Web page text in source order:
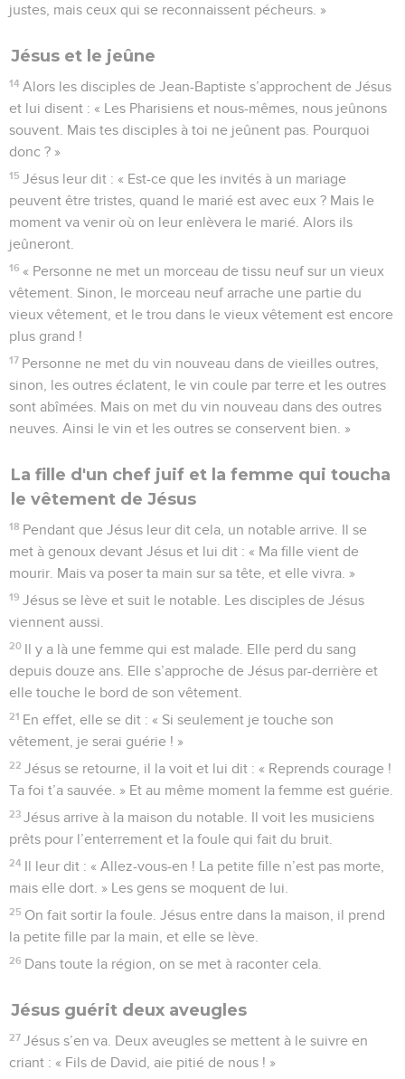
justes, mais ceux qui se reconnaissent pécheurs. »
Jésus et le jeûne
14 Alors les disciples de Jean-Baptiste s’approchent de Jésus
et lui disent : « Les Pharisiens et nous-mêmes, nous jeûnons
souvent. Mais tes disciples à toi ne jeûnent pas. Pourquoi
donc ? »
15 Jésus leur dit : « Est-ce que les invités à un mariage
peuvent être tristes, quand le marié est avec eux ? Mais le
moment va venir où on leur enlèvera le marié. Alors ils
jeûneront.
16 « Personne ne met un morceau de tissu neuf sur un vieux
vêtement. Sinon, le morceau neuf arrache une partie du
vieux vêtement, et le trou dans le vieux vêtement est encore
plus grand !
17 Personne ne met du vin nouveau dans de vieilles outres,
sinon, les outres éclatent, le vin coule par terre et les outres
sont abîmées. Mais on met du vin nouveau dans des outres
neuves. Ainsi le vin et les outres se conservent bien. »
La fille d'un chef juif et la femme qui toucha
le vêtement de Jésus
18 Pendant que Jésus leur dit cela, un notable arrive. Il se
met à genoux devant Jésus et lui dit : « Ma fille vient de
mourir. Mais va poser ta main sur sa tête, et elle vivra. »
19 Jésus se lève et suit le notable. Les disciples de Jésus
viennent aussi.
20 Il y a là une femme qui est malade. Elle perd du sang
depuis douze ans. Elle s’approche de Jésus par-derrière et
elle touche le bord de son vêtement.
21 En effet, elle se dit : « Si seulement je touche son
vêtement, je serai guérie ! »
22 Jésus se retourne, il la voit et lui dit : « Reprends courage !
Ta foi t’a sauvée. » Et au même moment la femme est guérie.
23 Jésus arrive à la maison du notable. Il voit les musiciens
prêts pour l’enterrement et la foule qui fait du bruit.
24 Il leur dit : « Allez-vous-en ! La petite fille n’est pas morte,
mais elle dort. » Les gens se moquent de lui.
25 On fait sortir la foule. Jésus entre dans la maison, il prend
la petite fille par la main, et elle se lève.
26 Dans toute la région, on se met à raconter cela.
Jésus guérit deux aveugles
27 Jésus s’en va. Deux aveugles se mettent à le suivre en
criant : « Fils de David, aie pitié de nous ! »